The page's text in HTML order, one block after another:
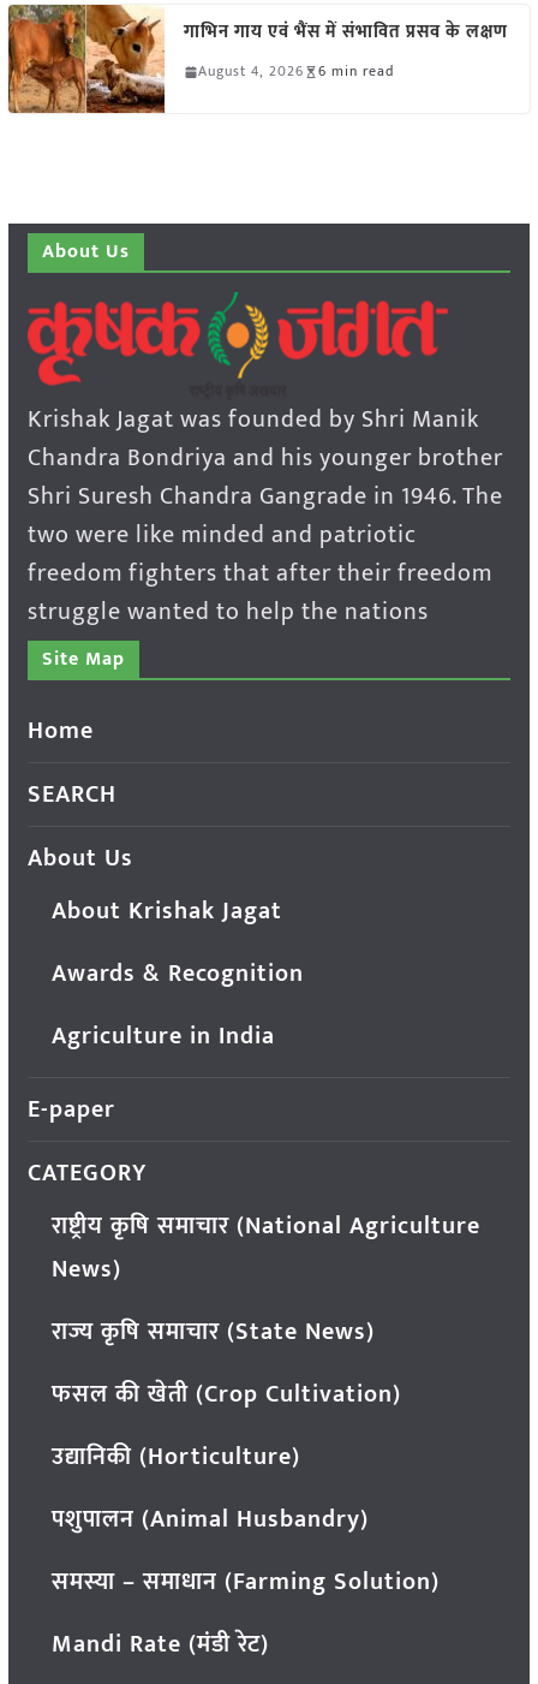
गाभिन गाय एवं भैंस में संभावित प्रसव के लक्षण
August 4, 2026 6 min read
About Us
Krishak Jagat was founded by Shri Manik
Chandra Bondriya and his younger brother
Shri Suresh Chandra Gangrade in 1946. The
two were like minded and patriotic
freedom fighters that after their freedom
struggle wanted to help the nations
Site Map
Home
SEARCH
About Us
About Krishak Jagat
Awards & Recognition
Agriculture in India
E-paper
CATEGORY
राष्ट्रीय कृषि समाचार (National Agriculture
News)
राज्य कृषि समाचार (State News)
फसल की खेती (Crop Cultivation)
उद्यानिकी (Horticulture)
पशुपालन (Animal Husbandry)
समस्या – समाधान (Farming Solution)
Mandi Rate (मंडी रेट)